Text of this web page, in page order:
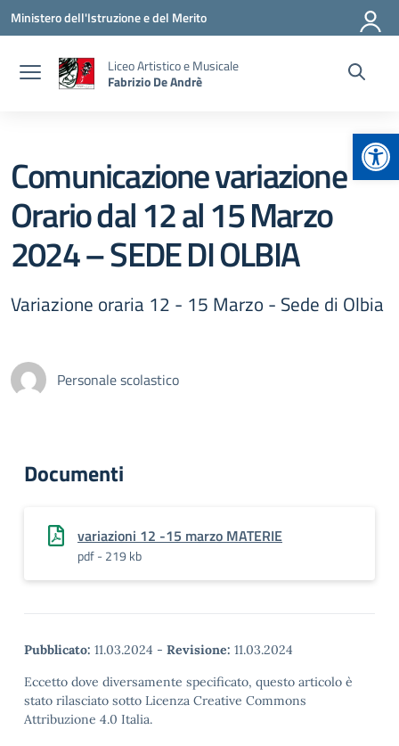
Vai ai contenuti
Vai al menu di navigazione
Vai al footer
Ministero dell'Istruzione e del Merito
Liceo Artistico e Musicale
Fabrizio De Andrè
Comunicazione variazione
Orario dal 12 al 15 Marzo
2024 – SEDE DI OLBIA
Variazione oraria 12 - 15 Marzo - Sede di Olbia
Personale scolastico
Documenti
variazioni 12 -15 marzo MATERIE
pdf - 219 kb
Pubblicato: 11.03.2024 - Revisione: 11.03.2024
Eccetto dove diversamente specificato, questo articolo è
stato rilasciato sotto Licenza Creative Commons
Attribuzione 4.0 Italia.